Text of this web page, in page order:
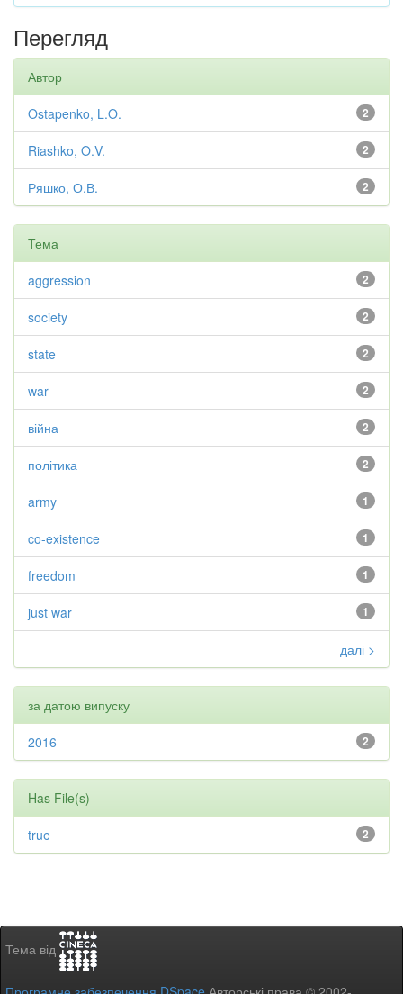
Перегляд
Автор
2
Ostapenko, L.O.
2
Riashko, O.V.
2
Ряшко, О.В.
Тема
2
aggression
2
society
2
state
2
war
2
війна
2
політика
1
army
1
co-existence
1
freedom
1
just war
далі >
за датою випуску
2
2016
Has File(s)
2
true
Тема від